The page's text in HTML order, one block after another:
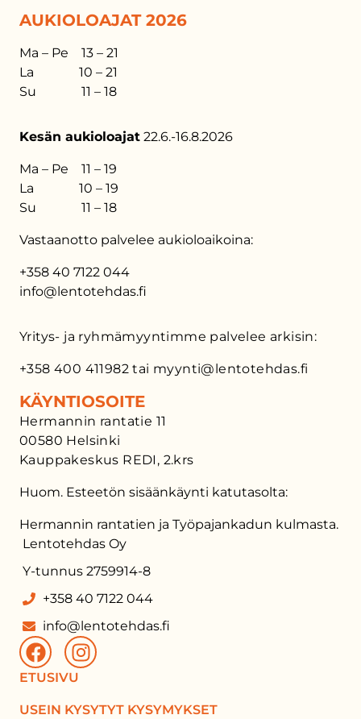
AUKIOLOAJAT 2026
Ma – Pe 13 – 21
La 10 – 21
Su 11 – 18
Kesän aukioloajat 22.6.-16.8.2026
Ma – Pe 11 – 19
La 10 – 19
Su 11 – 18
Vastaanotto palvelee aukioloaikoina:
+358 40 7122 044
info@lentotehdas.fi
Yritys- ja ryhmämyyntimme palvelee arkisin:
+358 400 411982 tai myynti@lentotehdas.fi
KÄYNTIOSOITE
Hermannin rantatie 11
00580 Helsinki
Kauppakeskus REDI, 2.krs
Huom. Esteetön sisäänkäynti katutasolta:
Hermannin rantatien ja Työpajankadun kulmasta.
Lentotehdas Oy
Y-tunnus 2759914-8
+358 40 7122 044
info@lentotehdas.fi
ETUSIVU
USEIN KYSYTYT KYSYMYKSET